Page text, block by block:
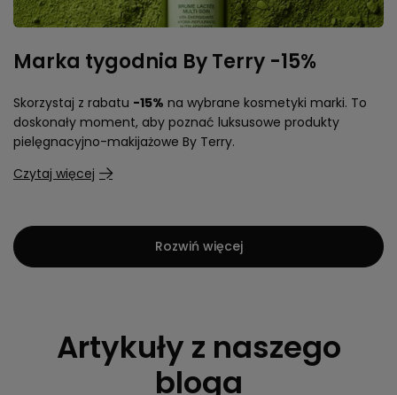
Marka tygodnia By Terry -15%
Skorzystaj z rabatu -15% na wybrane kosmetyki marki. To
doskonały moment, aby poznać luksusowe produkty
pielęgnacyjno-makijażowe By Terry.
Czytaj więcej
Rozwiń więcej
Artykuły z naszego
bloga